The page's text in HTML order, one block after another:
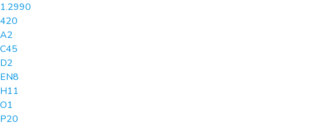
1.2990
420
A2
C45
D2
EN8
H11
O1
P20